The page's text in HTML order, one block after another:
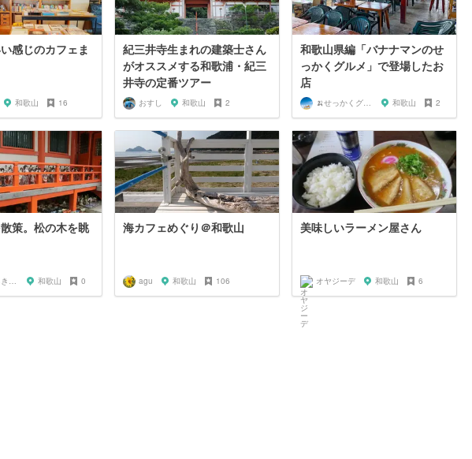
感じのカフェま
和歌山 16
紀三井寺生まれの建築士さん
がオススメする和歌浦・紀三
井寺の定番ツアー
おすし 和歌山 2
和歌山県編「バナナマンのせ
っかくグルメ」で登場したお
店
🍌せっかくグルメまにあ🍌 和歌山 2
策。松の木を眺
関西が好っきゃねん 和歌山 0
海カフェめぐり＠和歌山
agu 和歌山 106
美味しいラーメン屋さん
オヤジーデ 和歌山 6